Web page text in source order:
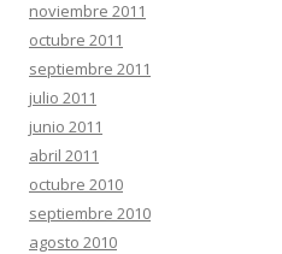
noviembre 2011
octubre 2011
septiembre 2011
julio 2011
junio 2011
abril 2011
octubre 2010
septiembre 2010
agosto 2010